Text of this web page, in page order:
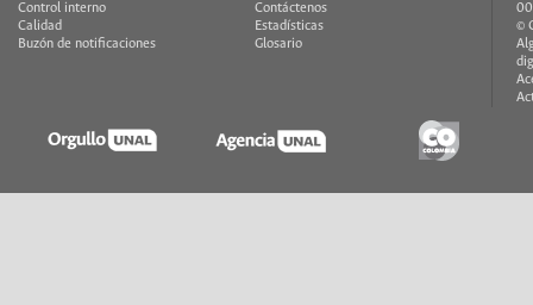
Control interno
Calidad
Buzón de notificaciones
Contáctenos
Estadísticas
Glosario
©